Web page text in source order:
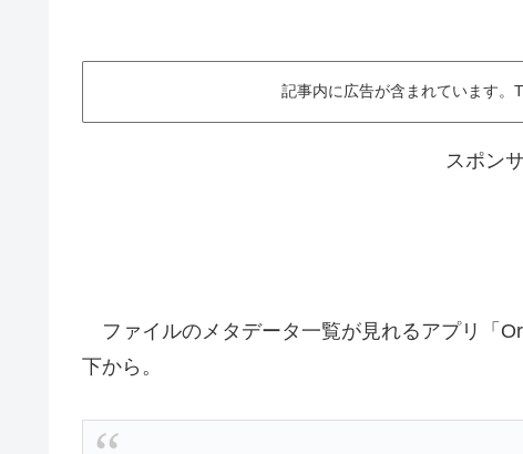
記事内に広告が含まれています。
スポン
ファイルのメタデータ一覧が見れるアプリ「
下から。